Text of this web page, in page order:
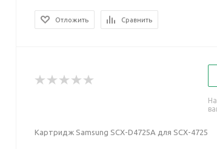
Отложить Сравнить
Картридж Samsung SCX-D4725A для SCX-4725